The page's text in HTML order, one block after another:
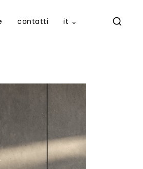
contatti it ⌄